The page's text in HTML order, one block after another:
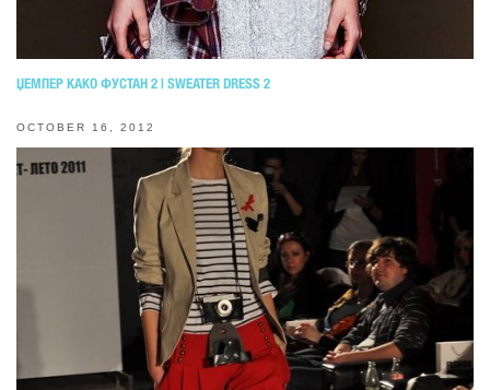
ЏЕМПЕР КАКО ФУСТАН 2 | SWEATER DRESS 2
OCTOBER 16, 2012